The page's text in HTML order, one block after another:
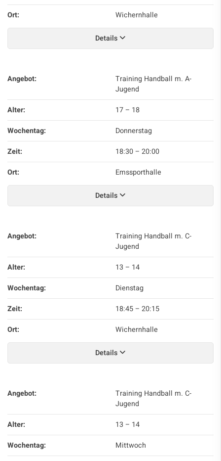
Ort:
Wichernhalle
Details
Angebot:
Training Handball m. A-
Jugend
Alter:
17 – 18
Wochentag:
Donnerstag
Zeit:
18:30 – 20:00
Ort:
Emssporthalle
Details
Angebot:
Training Handball m. C-
Jugend
Alter:
13 – 14
Wochentag:
Dienstag
Zeit:
18:45 – 20:15
Ort:
Wichernhalle
Details
Angebot:
Training Handball m. C-
Jugend
Alter:
13 – 14
Wochentag:
Mittwoch